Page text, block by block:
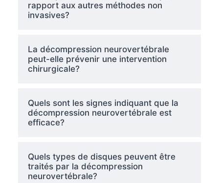
rapport aux autres méthodes non
invasives?
La décompression neurovertébrale
peut-elle prévenir une intervention
chirurgicale?
Quels sont les signes indiquant que la
décompression neurovertébrale est
efficace?
Quels types de disques peuvent être
traités par la décompression
neurovertébrale?